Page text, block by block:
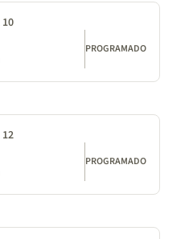
10
PROGRAMADO
12
PROGRAMADO